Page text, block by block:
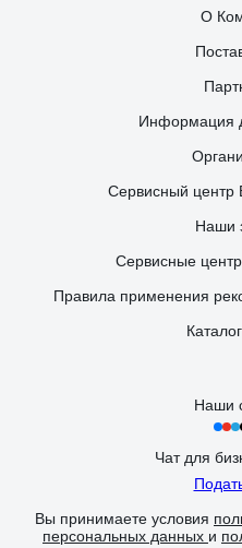
О
Информация
Сервисный центр
Наши
Сервисные
Правила применения
Наши
Чат для
Вы принимаете условия
персональных данных и